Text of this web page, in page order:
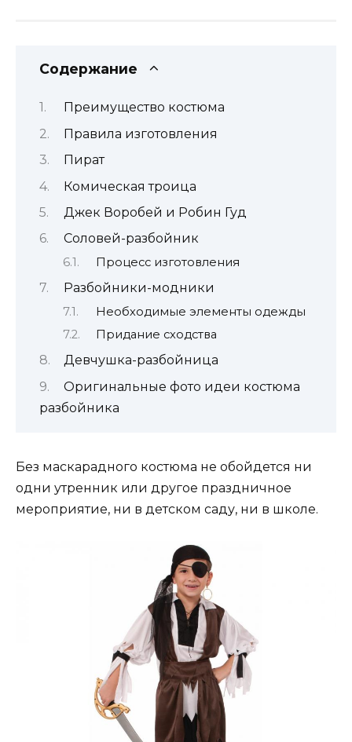
Содержание
Преимущество костюма
Правила изготовления
Пират
Комическая троица
Джек Воробей и Робин Гуд
Соловей-разбойник
Процесс изготовления
Разбойники-модники
Необходимые элементы одежды
Придание сходства
Девчушка-разбойница
Оригинальные фото идеи костюма
разбойника
Без маскарадного костюма не обойдется ни
одни утренник или другое праздничное
мероприятие, ни в детском саду, ни в школе.